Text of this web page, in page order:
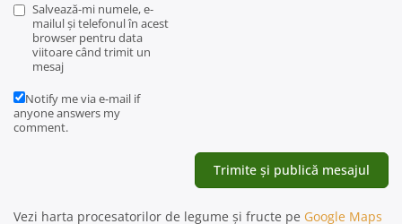
Salvează-mi numele, e-
mailul și telefonul în acest
browser pentru data
viitoare când trimit un
mesaj
Notify me via e-mail if
anyone answers my
comment.
Vezi harta procesatorilor de legume și fructe pe Google Maps